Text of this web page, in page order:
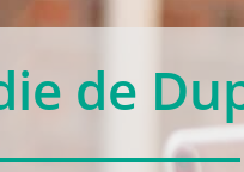
de